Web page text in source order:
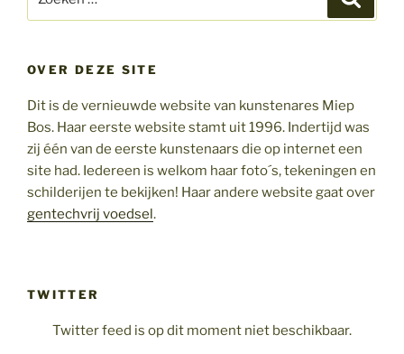
naar:
OVER DEZE SITE
Dit is de vernieuwde website van kunstenares Miep
Bos. Haar eerste website stamt uit 1996. Indertijd was
zij één van de eerste kunstenaars die op internet een
site had. Iedereen is welkom haar foto´s, tekeningen en
schilderijen te bekijken! Haar andere website gaat over
gentechvrij voedsel.
TWITTER
Twitter feed is op dit moment niet beschikbaar.